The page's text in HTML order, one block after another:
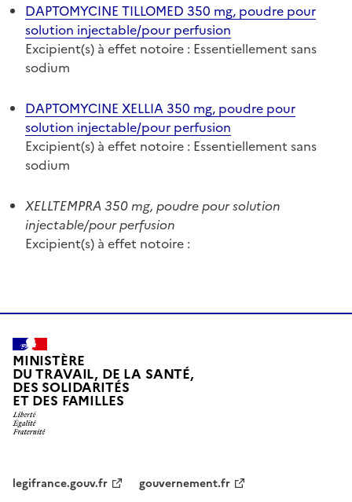
DAPTOMYCINE TILLOMED 350 mg, poudre pour
solution injectable/pour perfusion
Excipient(s) à effet notoire : Essentiellement sans
sodium
DAPTOMYCINE XELLIA 350 mg, poudre pour
solution injectable/pour perfusion
Excipient(s) à effet notoire : Essentiellement sans
sodium
XELLTEMPRA 350 mg, poudre pour solution
injectable/pour perfusion
Excipient(s) à effet notoire :
MINISTÈRE
DU TRAVAIL, DE LA SANTÉ,
DES SOLIDARITÉS
ET DES FAMILLES
legifrance.gouv.fr
gouvernement.fr